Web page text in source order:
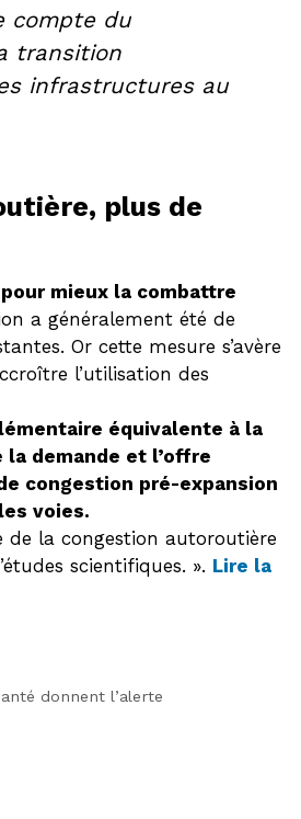
compte du
transition
infrastructures au
plus de
mieux la combattre
a généralement été de
Or cette mesure s’avère
l’utilisation des
équivalente à la
demande et l’offre
congestion pré-expansion
voies.
de la congestion autoroutière
scientifiques. ». Lire la
donnent l’alerte